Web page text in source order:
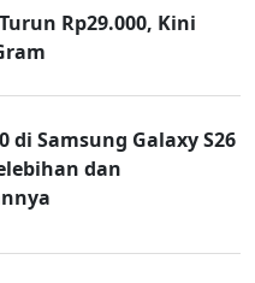
Rp29.000, Kini
di Samsung Galaxy S26
dan